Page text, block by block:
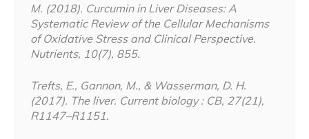
M. (2018). Curcumin in Liver Diseases: A
Systematic Review of the Cellular Mechanisms
of Oxidative Stress and Clinical Perspective.
Nutrients, 10(7), 855.
Trefts, E., Gannon, M., & Wasserman, D. H.
(2017). The liver. Current biology : CB, 27(21),
R1147–R1151.